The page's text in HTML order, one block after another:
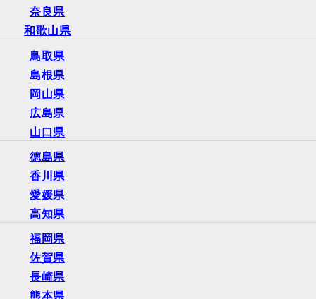
奈良県
和歌山県
鳥取県
島根県
岡山県
広島県
山口県
徳島県
香川県
愛媛県
高知県
福岡県
佐賀県
長崎県
熊本県